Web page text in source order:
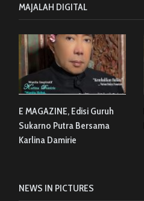
MAJALAH DIGITAL
E MAGAZINE, Edisi Guruh
Sukarno Putra Bersama
Karlina Damirie
NEWS IN PICTURES